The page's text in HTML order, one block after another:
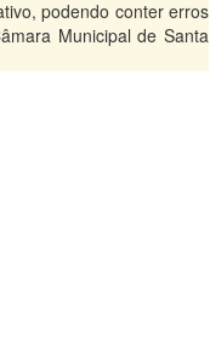
podendo conter erros
Municipal de Santa